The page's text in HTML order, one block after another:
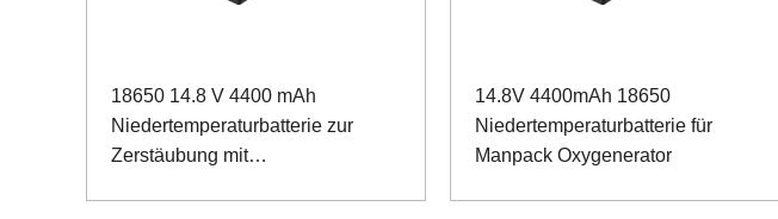
18650 14.8 V 4400 mAh
Niedertemperaturbatterie zur
Zerstäubung mit
14.8V 4400mAh 18650
Niedertemperaturbatterie für
Manpack Oxygenerator